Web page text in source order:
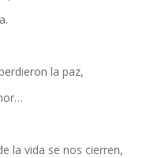
la paz,
la vida se nos cierren,